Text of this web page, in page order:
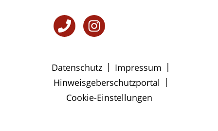
Datenschutz | Impressum |
Hinweisgeberschutzportal |
Cookie-Einstellungen